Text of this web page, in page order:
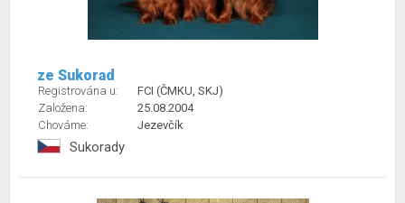
ze Sukorad
Registrována u:
FCI (ČMKU, SKJ)
Založena:
25.08.2004
Chováme:
Jezevčík
Sukorady